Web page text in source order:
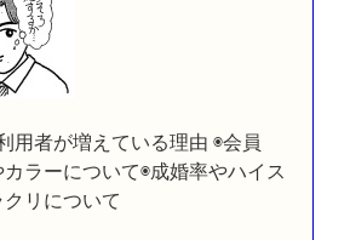
用者が増えている理由 ◉会員
ラーについて◉成婚率やハイス
リについて